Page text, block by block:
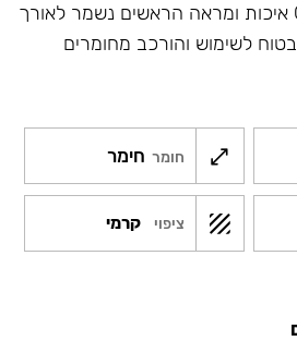
בזכות הציפוי של Glaze איכות ומראה הראשים נשמר לאורך
זמן. הזיגוג של Oblako בטוח לשימוש והורכב מחומרים
חומר חימר
ציפוי קרמי